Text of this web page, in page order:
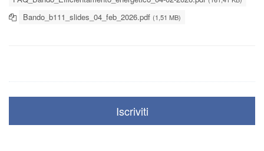
Bando_b111_slides_04_feb_2026.pdf (1,51 MB)
Iscriviti